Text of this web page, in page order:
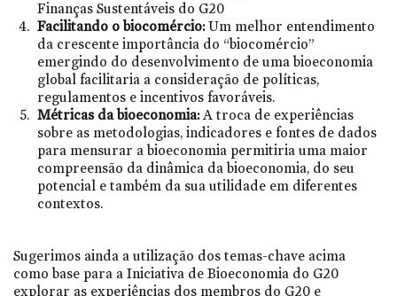
Finanças Sustentáveis do G20
Facilitando o biocomércio:Um melhor entendimento
da crescente importância do “biocomércio”
emergindo do desenvolvimento de uma bioeconomia
global facilitaria a consideração de políticas,
regulamentos e incentivos favoráveis.
Métricas da bioeconomia:A troca de experiências
sobre as metodologias, indicadores e fontes de dados
para mensurar a bioeconomia permitiria uma maior
compreensão da dinâmica da bioeconomia, do seu
potencial e também da sua utilidade em diferentes
contextos.
Sugerimos ainda a utilização dos temas-chave acima
como base para a Iniciativa de Bioeconomia do G20
explorar as experiências dos membros do G20 e